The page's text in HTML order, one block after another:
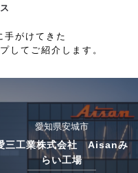
手がけてきた
してご紹介します。
愛知県安城市
三工業株式会社 Aisanみ
らい工場